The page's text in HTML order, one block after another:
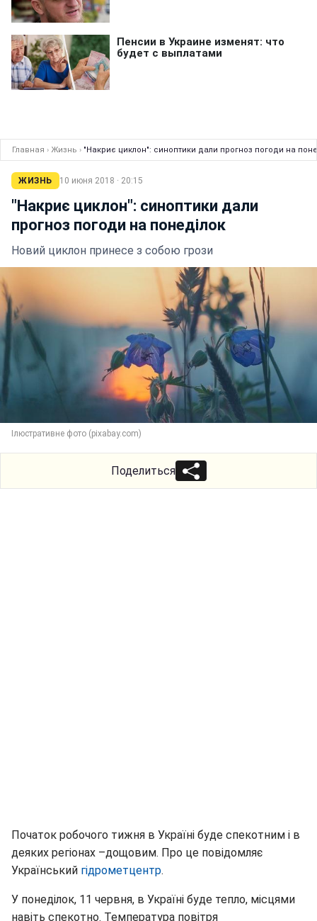
Главная › Жизнь › "Накриє циклон": синоптики дали прогноз погоди на
ЖИЗНЬ 10 июня 2018 · 20:15
"Накриє циклон": синоптики дали
прогноз погоди на понеділок
Новий циклон принесе з собою грози
Ілюстративне фото (pixabay.com)
Поделиться
Початок робочого тижня в Україні буде спекотним і в
деяких регіонах –дощовим. Про це повідомляє
Український гідрометцентр.
У понеділок, 11 червня, в Україні буде тепло, місцями
навіть спекотно. Температура повітря